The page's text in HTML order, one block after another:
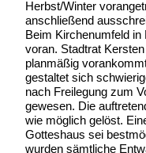
Herbst/Winter
anschließend
Beim Kirchenumfeld in
voran. Stadtrat
planmäßig
gestaltet sich
nach Freilegung zum
gewesen. Die
wie möglich gelöst.
Gotteshaus sei
wurden sämtliche